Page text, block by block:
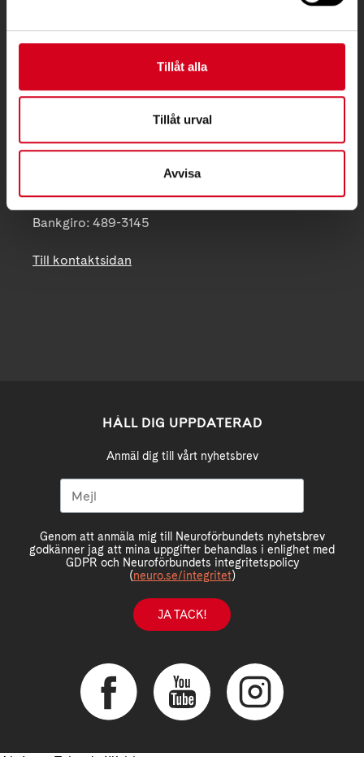
Tillåt alla
Tillåt urval
Avvisa
Besöksadress:
Föreningshuset Vättersol, Vindarnasväg 1
motala-vadstena@neuro.se
Bankgiro: 489-3145
Till kontaktsidan
HÅLL DIG UPPDATERAD
Anmäl dig till vårt nyhetsbrev
Genom att anmäla mig till Neuroförbundets nyhetsbrev
godkänner jag att mina uppgifter behandlas i enlighet med
GDPR och Neuroförbundets integritetspolicy
(neuro.se/integritet)
JA TACK!